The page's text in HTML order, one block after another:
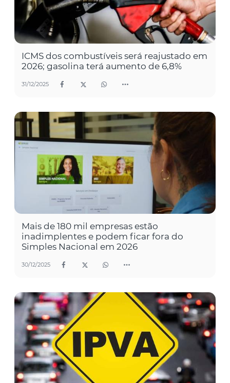
ICMS dos combustíveis será reajustado em
2026; gasolina terá aumento de 6,8%
31/12/2025
Mais de 180 mil empresas estão
inadimplentes e podem ficar fora do
Simples Nacional em 2026
30/12/2025